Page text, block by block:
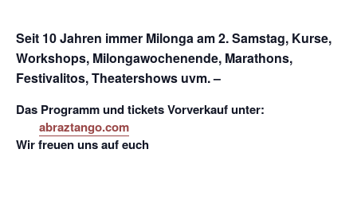
Seit 10 Jahren immer Milonga am 2. Samstag, Kurse,
Workshops, Milongawochenende, Marathons,
Festivalitos, Theatershows uvm. –
Das Programm und tickets Vorverkauf unter:
abraztango.com
Wir freuen uns auf euch